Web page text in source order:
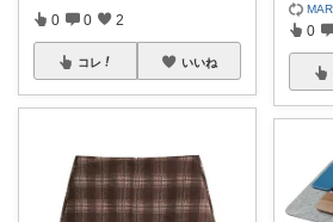
0 0 2
コレ いいね
0